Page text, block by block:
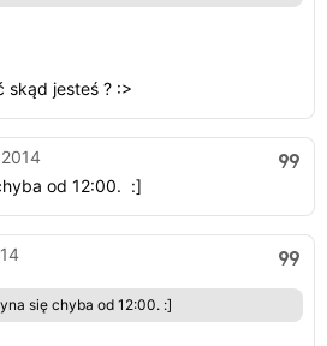
skąd jesteś ? :>
od 12:00. :]
się chyba od 12:00. :]